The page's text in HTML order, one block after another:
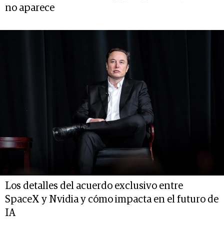
no aparece
Los detalles del acuerdo exclusivo entre
SpaceX y Nvidia y cómo impacta en el futuro de
IA